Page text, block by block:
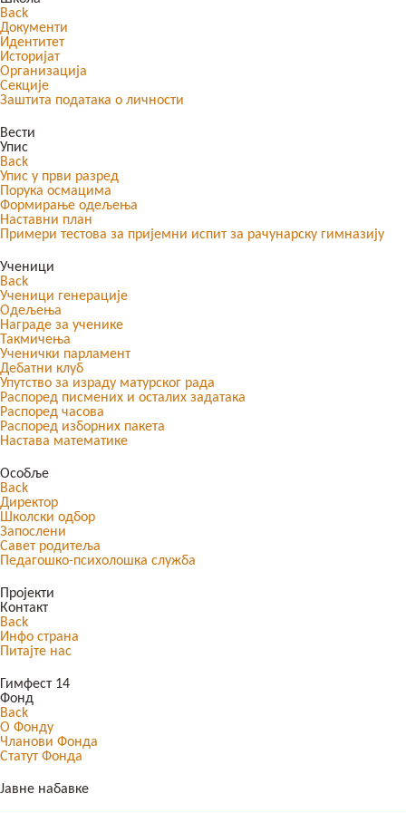
Back
Документи
Идентитет
Историјат
Организација
Секције
Заштита података о личности
Вести
Упис
Back
Упис у први разред
Порука осмацима
Формирање одељења
Наставни план
Примери тестова за пријемни испит за рачунарску гимназију
Ученици
Back
Ученици генерације
Одељења
Награде за ученике
Такмичења
Ученички парламент
Дебатни клуб
Упутство за израду матурског рада
Распоред писмених и осталих задатака
Распоред часова
Распоред изборних пакета
Настава математике
Особље
Back
Директор
Школски одбор
Запослени
Савет родитеља
Педагошко-психолошка служба
Пројекти
Контакт
Back
Инфо страна
Питајте нас
Гимфест 14
Фонд
Back
О Фонду
Чланови Фонда
Статут Фонда
Јавне набавке